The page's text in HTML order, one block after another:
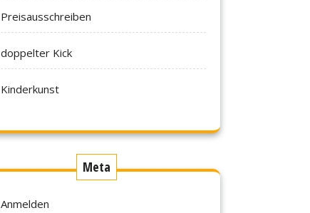
Preisausschreiben
doppelter Kick
Kinderkunst
Meta
Anmelden